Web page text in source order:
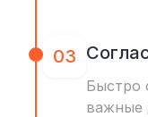
03
Быстро
важные